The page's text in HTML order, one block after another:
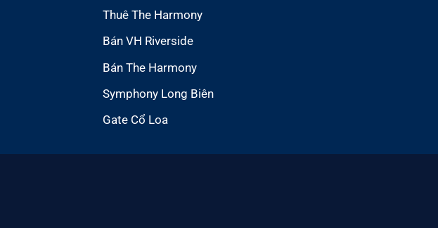
Thuê The Harmony
Bán VH Riverside
Bán The Harmony
Symphony Long Biên
Gate Cổ Loa